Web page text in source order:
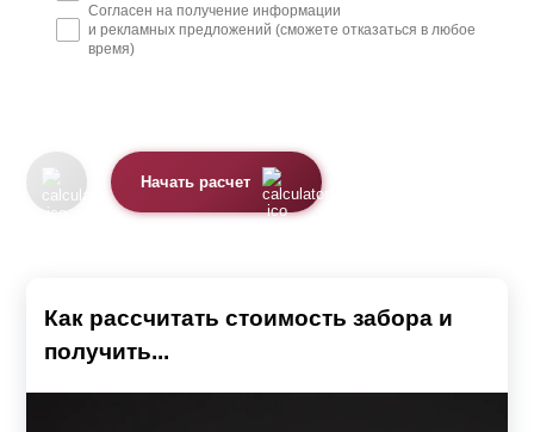
Согласен на получение информации
и рекламных предложений (сможете отказаться в любое
время)
Начать расчет
Как рассчитать стоимость забора и
получить...